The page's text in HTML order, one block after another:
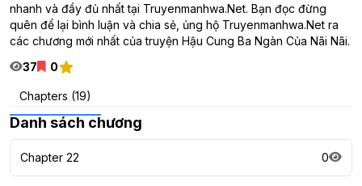
nhanh và đầy đủ nhất tại Truyenmanhwa.Net. Bạn đọc đừng
quên để lại bình luận và chia sẻ, ủng hộ Truyenmanhwa.Net ra
các chương mới nhất của truyện Hậu Cung Ba Ngàn Của Nãi Nãi.
37
0
Chapters (19)
Danh sách chương
Chapter 22 0